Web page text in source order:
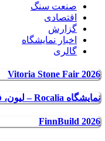
صنعت سنگ
اقتصادی
گزارش
اخبار نمایشگاه
گالری
Vitoria Stone Fair 2026
نمایشگاه Rocalia – لیون، فرانسه 2025
FinnBuild 2026